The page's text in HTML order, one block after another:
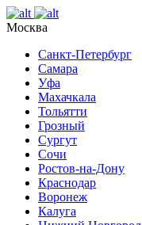
Москва
Санкт-Петербург
Самара
Уфа
Махачкала
Тольятти
Грозный
Сургут
Сочи
Ростов-на-Дону
Краснодар
Воронеж
Калуга